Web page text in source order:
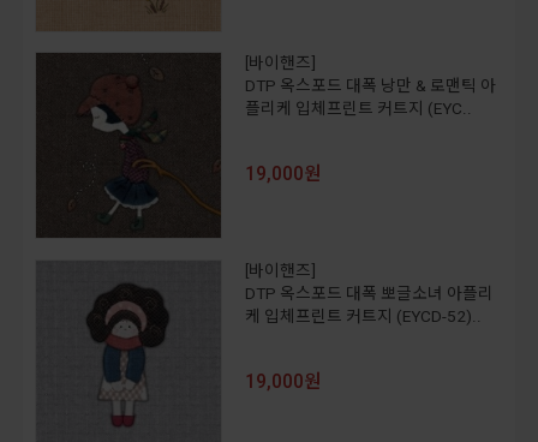
[바이핸즈]
DTP 옥스포드 대폭 낭만 & 로맨틱 아
플리케 입체프린트 커트지 (EYC..
19,000원
[바이핸즈]
DTP 옥스포드 대폭 뽀글소녀 아플리
케 입체프린트 커트지 (EYCD-52)..
19,000원